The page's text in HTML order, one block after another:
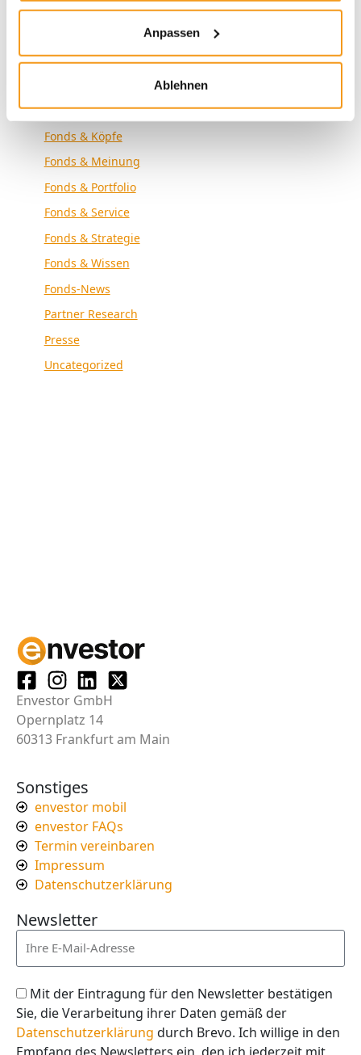
Anpassen
Ablehnen
Envestor Research
Fonds & Altersvorsorge
Fonds & Community
Fonds & Köpfe
Fonds & Meinung
Fonds & Portfolio
Fonds & Service
Fonds & Strategie
Fonds & Wissen
Fonds-News
Partner Research
Presse
Uncategorized
Envestor GmbH
Opernplatz 14
60313 Frankfurt am Main
Sonstiges
envestor mobil
envestor FAQs
Termin vereinbaren
Impressum
Datenschutzerklärung
Newsletter
Mit der Eintragung für den Newsletter bestätigen
Sie, die Verarbeitung ihrer Daten gemäß der
Datenschutzerklärung durch Brevo. Ich willige in den
Empfang des Newsletters ein, den ich jederzeit mit